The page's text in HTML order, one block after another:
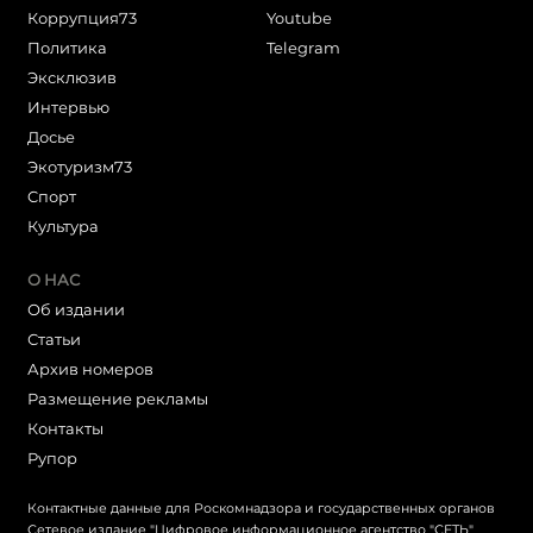
Коррупция73
Политика
Эксклюзив
Интервью
Досье
Экотуризм73
Cпорт
Культура
Youtube
Telegram
О НАС
Об издании
Статьи
Архив номеров
Размещение рекламы
Контакты
Рупор
Контактные данные для Роскомнадзора и государственных органов